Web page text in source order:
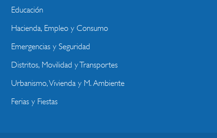
Educación
Hacienda, Empleo y Consumo
Emergencias y Seguridad
Distritos, Movilidad y Transportes
Urbanismo, Vivienda y M. Ambiente
Ferias y Fiestas